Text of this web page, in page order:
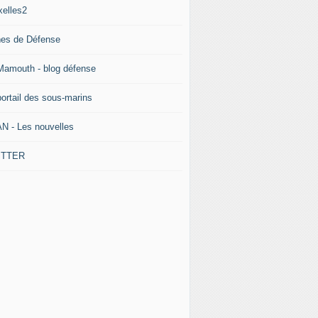
de Défense
- blog défense
des sous-marins
- Les nouvelles